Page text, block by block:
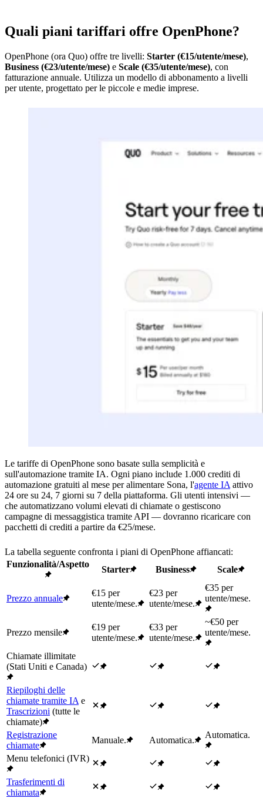
Quali piani tariffari offre OpenPhone?
OpenPhone (ora Quo) offre tre livelli: Starter (€15/utente/mese),
Business (€23/utente/mese) e Scale (€35/utente/mese), con
fatturazione annuale. Utilizza un modello di abbonamento a livelli
per utente, progettato per le piccole e medie imprese.
Le tariffe di OpenPhone sono basate sulla semplicità e
sull'automazione tramite IA. Ogni piano include 1.000 crediti di
automazione gratuiti al mese per alimentare Sona, l'agente IA attivo
24 ore su 24, 7 giorni su 7 della piattaforma. Gli utenti intensivi —
che automatizzano volumi elevati di chiamate o gestiscono
campagne di messaggistica tramite API — dovranno ricaricare con
pacchetti di crediti a partire da €25/mese.
La tabella seguente confronta i piani di OpenPhone affiancati:
Funzionalità/Aspetto
Starter Business Scale
Prezzo annuale
€15 per
utente/mese.
€23 per
utente/mese.
€35 per
utente/mese.
Prezzo mensile
€19 per
utente/mese.
€33 per
utente/mese.
~€50 per
utente/mese.
Chiamate illimitate
(Stati Uniti e Canada)
Riepiloghi delle
chiamate tramite IA e
Trascrizioni (tutte le
chiamate)
Registrazione
chiamate
Manuale. Automatica.
Automatica.
Menu telefonici (IVR)
Trasferimenti di
chiamata